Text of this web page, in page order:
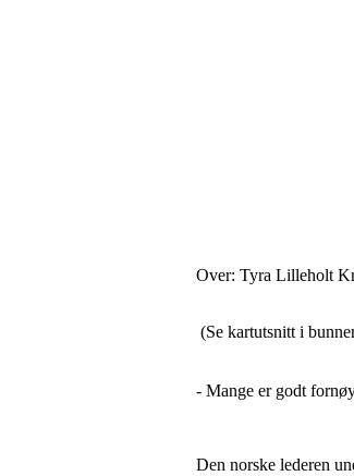
Over: Tyra Lilleholt
(Se kartutsnitt i
- Mange er godt
Den norske lederen